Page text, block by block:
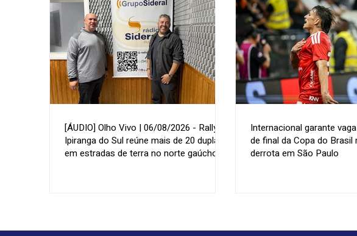
[ÁUDIO] Olho Vivo | 06/08/2026 - Rally de
Ipiranga do Sul reúne mais de 20 duplas
em estradas de terra no norte gaúcho
Internacional garante vaga
de final da Copa do Brasil
derrota em São Paulo